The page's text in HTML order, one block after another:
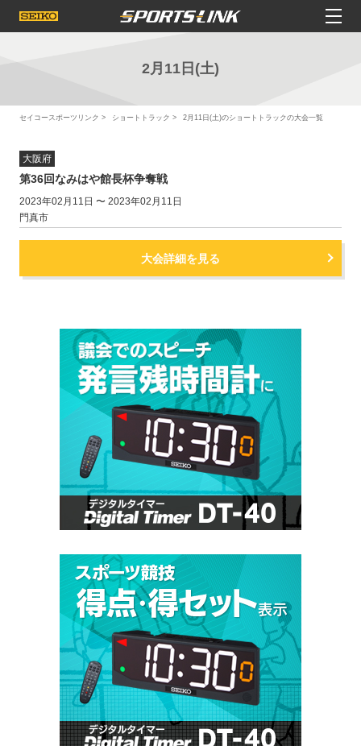
2月11日(土)
セイコースポーツリンク ショートトラック 2月11日(土)のショートトラックの大会一覧
大阪府
第36回なみはや館長杯争奪戦
2023年02月11日 〜 2023年02月11日
門真市
大会詳細を見る